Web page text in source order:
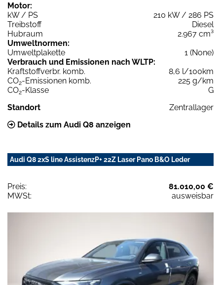
Motor:
kW / PS
210 kW / 286 PS
Treibstoff
Diesel
Hubraum
2.967 cm³
Umweltnormen:
Umweltplakette
1 (None)
Verbrauch und Emissionen nach WLTP:
Kraftstoffverbr. komb.
8,6 l/100km
CO2-Emissionen komb.
225 g/km
CO2-Klasse
G
Standort
Zentrallager
Details zum Audi Q8 anzeigen
Audi Q8 2xS line AssistenzP+ 22Z Laser Pano B&O Leder
Preis:
81.010,00 €
MWSt:
ausweisbar